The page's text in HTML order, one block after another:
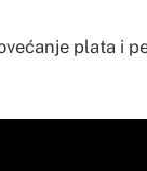
plata i